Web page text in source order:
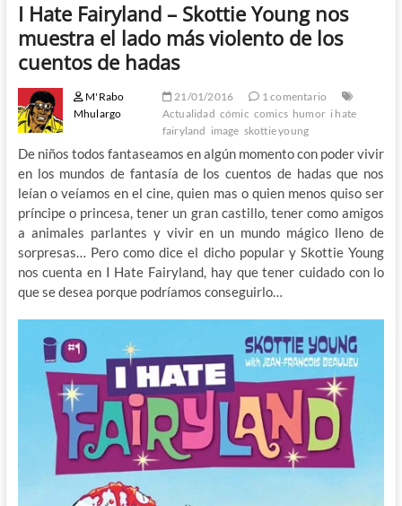
I Hate Fairyland – Skottie Young nos
muestra el lado más violento de los
cuentos de hadas
M'Rabo
Mhulargo
21/01/2016
1 comentario
Actualidad cómic comics humor i hate
fairyland image skottie young
De niños todos fantaseamos en algún momento con poder vivir
en los mundos de fantasía de los cuentos de hadas que nos
leían o veíamos en el cine, quien mas o quien menos quiso ser
príncipe o princesa, tener un gran castillo, tener como amigos
a animales parlantes y vivir en un mundo mágico lleno de
sorpresas… Pero como dice el dicho popular y Skottie Young
nos cuenta en I Hate Fairyland, hay que tener cuidado con lo
que se desea porque podríamos conseguirlo…